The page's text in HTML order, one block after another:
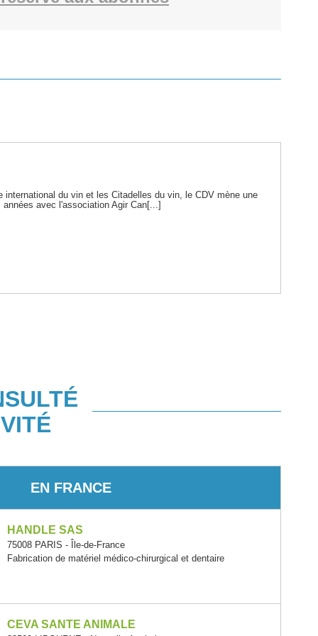
du vin et les Citadelles du vin, le CDV mène une
avec l'association Agir Can[...]
EN FRANCE
HANDLE SAS
75008 PARIS - Île-de-France
Fabrication de matériel médico-chirurgical et dentaire
CEVA SANTE ANIMALE